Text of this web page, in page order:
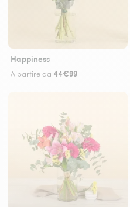
Happiness
A partire da 44€99